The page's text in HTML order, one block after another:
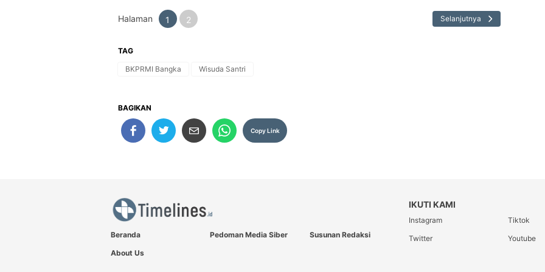
Halaman 1 2 Selanjutnya
TAG
BKPRMI Bangka
Wisuda Santri
BAGIKAN
Copy Link
Beranda Pedoman Media Siber
Susunan Redaksi
About Us
IKUTI KAMI
Instagram Tiktok
Twitter
Youtube